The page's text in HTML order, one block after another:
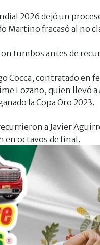
2026 dejó un
Martino fracasó al no
tumbos antes de
Cocca, contratado en
Lozano, quien llevó
la Copa Oro 2023.
a Javier
en octavos de final.